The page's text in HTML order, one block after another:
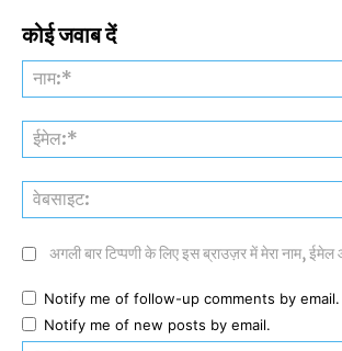
कोई जवाब दें
अगली बार टिप्पणी के लिए इस ब्राउज़र में मेरा नाम,
Notify me of follow-up comments by email.
Notify me of new posts by email.